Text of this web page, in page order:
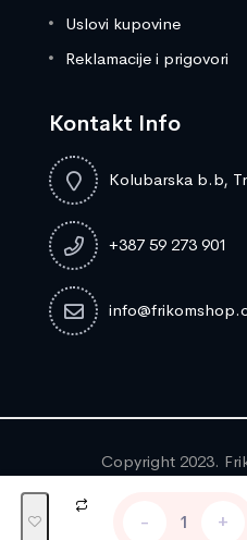
- +
Uslovi kupovine
Reklamacije i prigovori
Kontakt Info
Kolubarska b.b,
+387 59 273 901
Copyright 2023.